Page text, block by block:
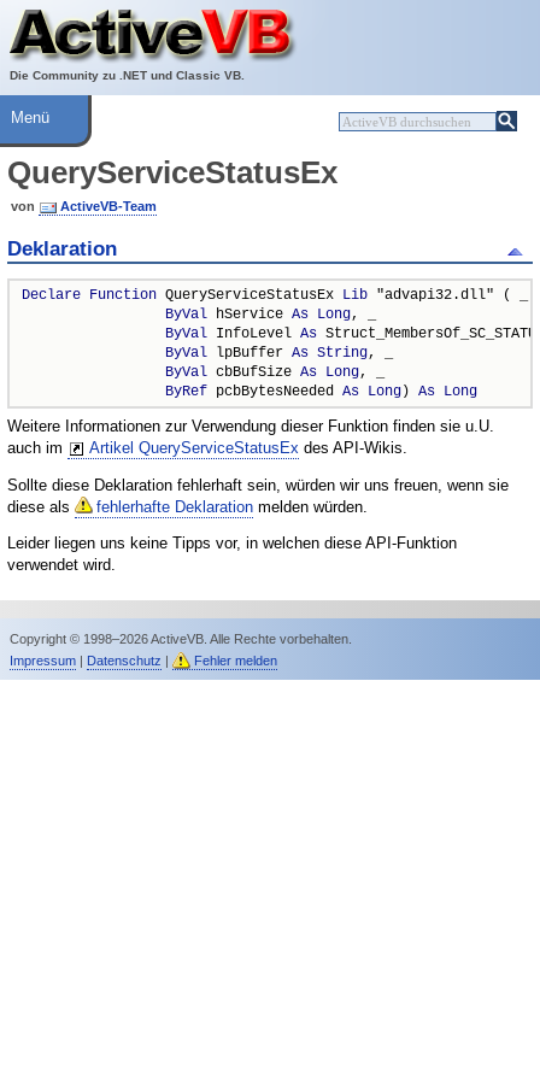
Die Community zu .NET und Classic VB.
Über ActiveVB
Hilfe
Menü
QueryServiceStatusEx
von ActiveVB-Team
Deklaration
Declare Function QueryServiceStatusEx Lib "advapi32.dll" ( _
ByVal hService As Long, _
ByVal InfoLevel As
ByVal lpBuffer As String, _
ByVal cbBufSize As Long, _
ByRef pcbBytesNeeded As Long) As Long
Weitere Informationen zur Verwendung dieser Funktion finden sie u.U.
auch im
Artikel QueryServiceStatusEx des API-Wikis.
Sollte diese Deklaration fehlerhaft sein, würden wir uns freuen, wenn sie
diese als
fehlerhafte Deklaration melden würden.
Leider liegen uns keine Tipps vor, in welchen diese API-Funktion
verwendet wird.
Copyright © 1998–2026 ActiveVB. Alle Rechte vorbehalten.
Impressum| Datenschutz | Fehler melden